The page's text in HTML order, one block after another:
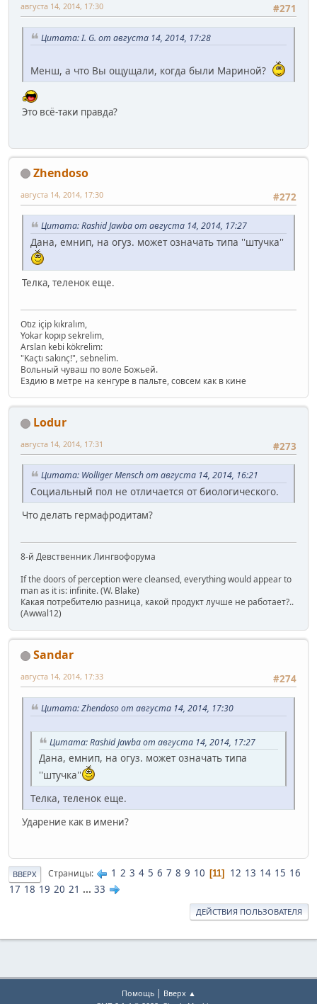
#271
августа 14, 2014, 17:30
Цитата: I. G. от августа 14, 2014, 17:28
Менш, а что Вы ощущали, когда были Мариной?
Это всё-таки правда?
Zhendoso
#272
августа 14, 2014, 17:30
Цитата: Rashid Jawba от августа 14, 2014, 17:27
Дана, емнип, на огуз. может означать типа ''штучка''
Телка, теленок еще.
Otız içip kıkralım,
Yokar kopıp sekrelim,
Arslan kebi kökrelim:
"Kaçtı sakınç!", sebnelim.
Вольный чуваш по воле Божьей.
Ездию в метре на кенгуре в пальте, совсем как в кине
Lodur
#273
августа 14, 2014, 17:31
Цитата: Wolliger Mensch от августа 14, 2014, 16:21
Социальный пол не отличается от биологического.
Что делать гермафродитам?
8-й Девственник Лингвофорума
If the doors of perception were cleansed, everything would appear to
man as it is: infinite. (W. Blake)
Какая потребителю разница, какой продукт лучше не работает?..
(Awwal12)
Sandar
#274
августа 14, 2014, 17:33
Цитата: Zhendoso от августа 14, 2014, 17:30
Цитата: Rashid Jawba от августа 14, 2014, 17:27
Дана, емнип, на огуз. может означать типа
''штучка''
Телка, теленок еще.
Ударение как в имени?
ВВЕРХ Страницы 1 2 3 4 5 6 7 8 9 10 11 12 13 14 15 16
17 18 19 20 21 ... 33
ДЕЙСТВИЯ ПОЛЬЗОВАТЕЛЯ
Помощь| Вверх ▲